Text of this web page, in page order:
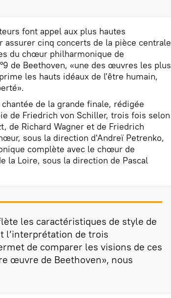
font appel aux plus hautes
cinq concerts de la pièce centrale
du chœur philharmonique de
de Beethoven, «une des œuvres les plus
les hauts idéaux de l'être humain,
de la grande finale, rédigée
de Friedrich von Schiller, trois fois selon
de Richard Wagner et de Friedrich
sous la direction d'Andreï Petrenko,
complète avec le chœur de
la Loire, sous la direction de Pascal
les caractéristiques de style de
l’interprétation de trois
de comparer les visions de ces
œuvre de Beethoven», nous